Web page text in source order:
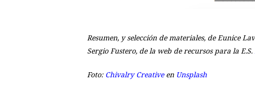
Resumen, y selección de materiales, de Eunice
Sergio Fustero, de la web de recursos para la E.S.
Foto: Chivalry Creativeen Unsplash